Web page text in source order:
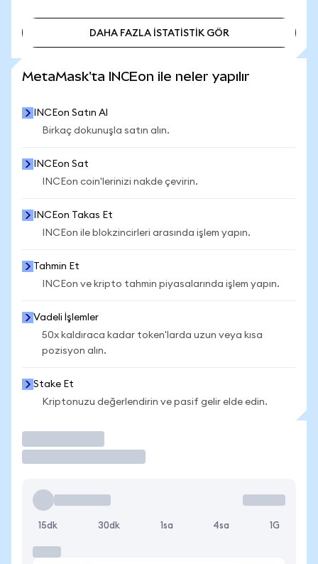
DAHA FAZLA İSTATİSTİK GÖR
MetaMask'ta INCEon ile neler yapılır
INCEon Satın Al
Birkaç dokunuşla satın alın.
INCEon Sat
INCEon coin'lerinizi nakde çevirin.
INCEon Takas Et
INCEon ile blokzincirleri arasında işlem yapın.
Tahmin Et
INCEon ve kripto tahmin piyasalarında işlem yapın.
Vadeli İşlemler
50x kaldıraca kadar token'larda uzun veya kısa
pozisyon alın.
Stake Et
Kriptonuzu değerlendirin ve pasif gelir elde edin.
15dk 30dk 1sa 4sa 1G